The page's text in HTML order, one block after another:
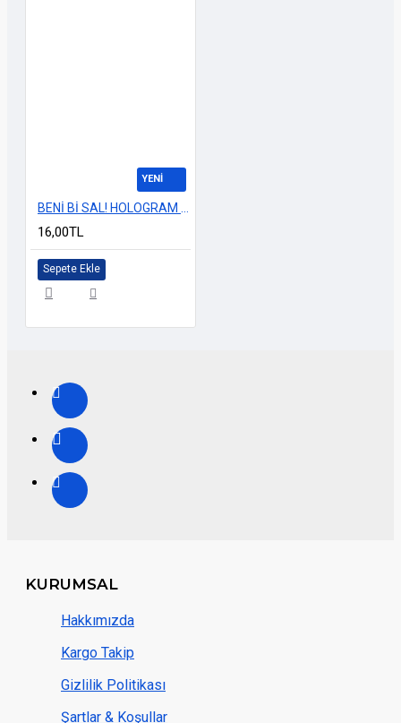
YENİ
16,00TL
Sepete Ekle
KURUMSAL
Hakkımızda
Kargo Takip
Gizlilik Politikası
Şartlar & Koşullar